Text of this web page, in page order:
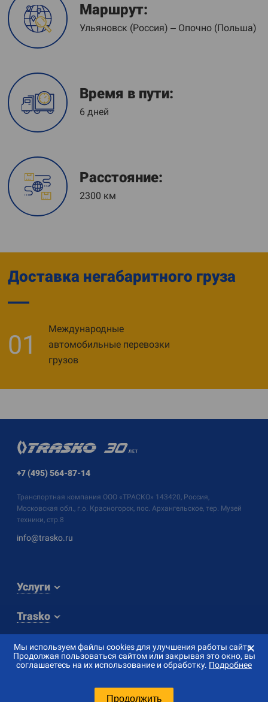
Маршрут:
Ульяновск (Россия) – Опочно (Польша)
Время в пути:
6 дней
Расстояние:
2300 км
Доставка негабаритного груза
01
Международные
автомобильные перевозки
грузов
+7 (495) 564-87-14
Транспортная компания ООО «ТРАСКО» 143420, Россия,
Московская обл., г.о. Красногорск, пос. Архангельское, тер. Музей
техники, стр.8
info@trasko.ru
Услуги
Trasko
Сибирикс»
⨯
Мы используем файлы cookies для улучшения работы сайта.
Продолжая пользоваться сайтом или закрывая это окно, вы
соглашаетесь на их использование и обработку. Подробнее
Продолжить